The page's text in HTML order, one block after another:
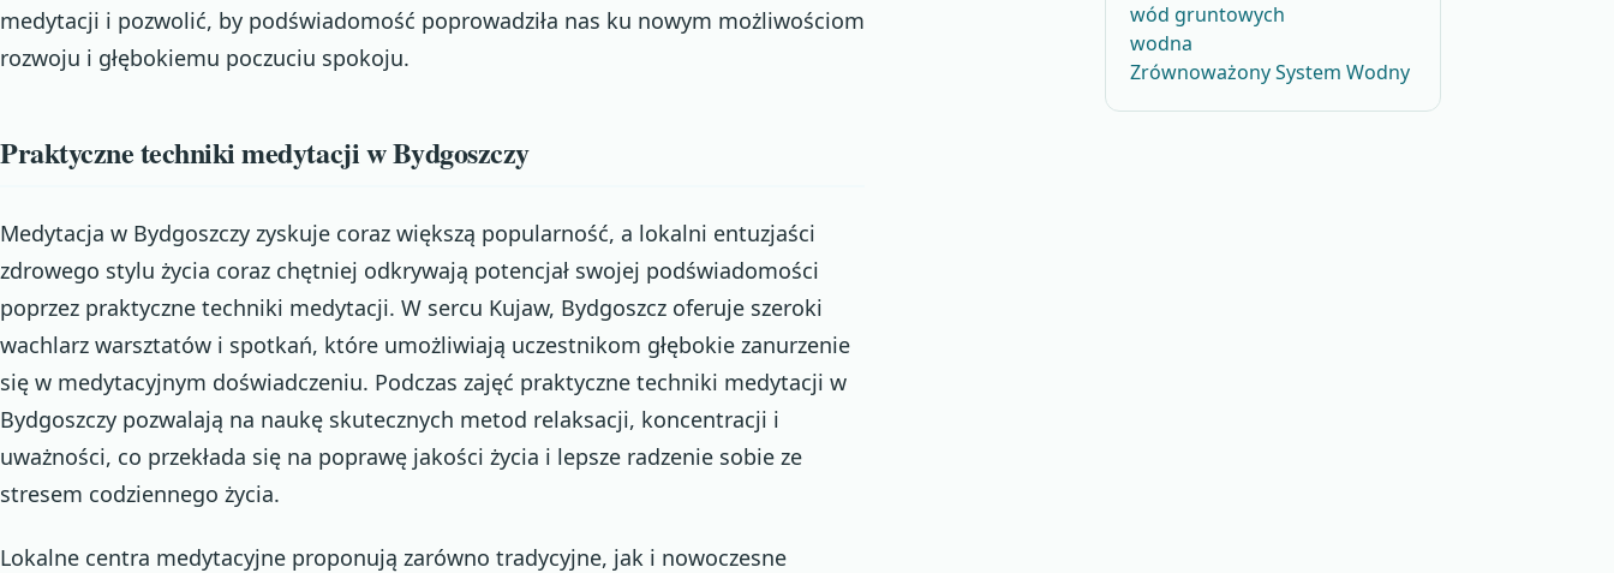
medytacji i pozwolić, by podświadomość poprowadziła nas ku nowym możliwościom
rozwoju i głębokiemu poczuciu spokoju.
Praktyczne techniki medytacji w Bydgoszczy
Medytacja w Bydgoszczy zyskuje coraz większą popularność, a lokalni entuzjaści
zdrowego stylu życia coraz chętniej odkrywają potencjał swojej podświadomości
poprzez praktyczne techniki medytacji. W sercu Kujaw, Bydgoszcz oferuje szeroki
wachlarz warsztatów i spotkań, które umożliwiają uczestnikom głębokie zanurzenie
się w medytacyjnym doświadczeniu. Podczas zajęć praktyczne techniki medytacji w
Bydgoszczy pozwalają na naukę skutecznych metod relaksacji, koncentracji i
uważności, co przekłada się na poprawę jakości życia i lepsze radzenie sobie ze
stresem codziennego życia.
Lokalne centra medytacyjne proponują zarówno tradycyjne, jak i nowoczesne
wód gruntowych
wodna
Zrównoważony System Wodny